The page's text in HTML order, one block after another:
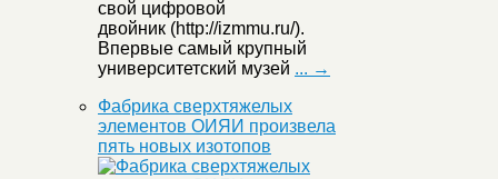
свой цифровой
двойник (http://izmmu.ru/).
Впервые самый крупный
университетский музей ... →
Фабрика сверхтяжелых
элементов ОИЯИ произвела
пять новых изотопов